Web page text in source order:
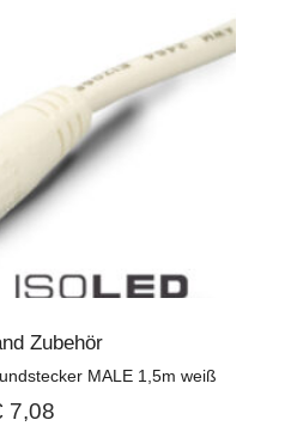
Zubehör
MALE 1,5m weiß
7,08